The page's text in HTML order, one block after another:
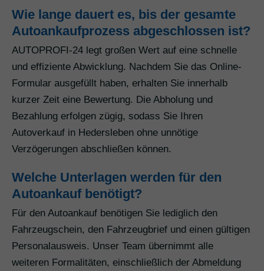
Wie lange dauert es, bis der gesamte
Autoankaufprozess abgeschlossen ist?
AUTOPROFI-24 legt großen Wert auf eine schnelle
und effiziente Abwicklung. Nachdem Sie das Online-
Formular ausgefüllt haben, erhalten Sie innerhalb
kurzer Zeit eine Bewertung. Die Abholung und
Bezahlung erfolgen zügig, sodass Sie Ihren
Autoverkauf in Hedersleben ohne unnötige
Verzögerungen abschließen können.
Welche Unterlagen werden für den
Autoankauf benötigt?
Für den Autoankauf benötigen Sie lediglich den
Fahrzeugschein, den Fahrzeugbrief und einen gültigen
Personalausweis. Unser Team übernimmt alle
weiteren Formalitäten, einschließlich der Abmeldung